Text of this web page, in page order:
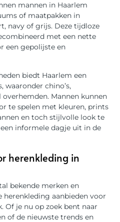
mannen in Haarlem
of maatpakken in
navy of grijs. Deze tijdloze
met een nette
een gepolijste en
biedt Haarlem een
waaronder chino’s,
Mannen kunnen
te spelen met kleuren, prints
en toch stijlvolle look te
informele dagje uit in de
herenkleding in
bekende merken en
aanbieden voor
Of je nu op zoek bent naar
of de nieuwste trends en